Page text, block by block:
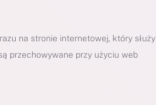
na stronie internetowej, który służy
przechowywane przy użyciu web